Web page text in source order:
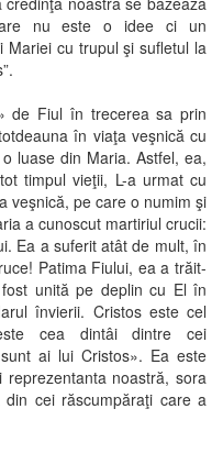
nu este o idee ci un
Mariei cu trupul şi sufletul la
de Fiul în trecerea sa prin
în viaţa veşnică cu
luase din Maria. Astfel, ea,
timpul vieţii, L-a urmat cu
veşnică, pe care o numim şi
a cunoscut martiriul crucii:
Ea a suferit atât de mult, în
Patima Fiului, ea a trăit-
unită pe deplin cu El în
învierii. Cristos este cel
cea dintâi dintre cei
ai lui Cristos». Ea este
noastră, sora
cei răscumpăraţi care a